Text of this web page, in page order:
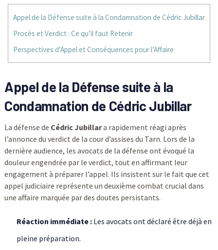
Appel de la Défense suite à la Condamnation de Cédric Jubillar
Procès et Verdict : Ce qu’il faut Retenir
Perspectives d’Appel et Conséquences pour l’Affaire
Appel de la Défense suite à la
Condamnation de Cédric Jubillar
La défense de Cédric Jubillara rapidement réagi après
l’annonce du verdict de la cour d’assises du Tarn. Lors de la
dernière audience, les avocats de la défense ont évoqué la
douleur engendrée par le verdict, tout en affirmant leur
engagement à préparer l’appel. Ils insistent sur le fait que cet
appel judiciaire représente un deuxième combat crucial dans
une affaire marquée par des doutes persistants.
Réaction immédiate :Les avocats ont déclaré être déjà en
pleine préparation.